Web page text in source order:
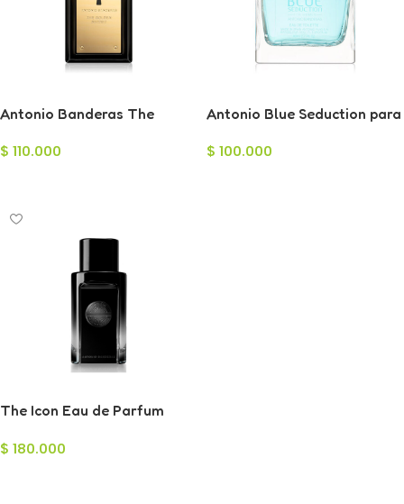
Antonio Banderas The
Hombre 100ml
$ 110.000
Antonio Blue Seduction para
$ 100.000
The Icon Eau de Parfum
$ 180.000